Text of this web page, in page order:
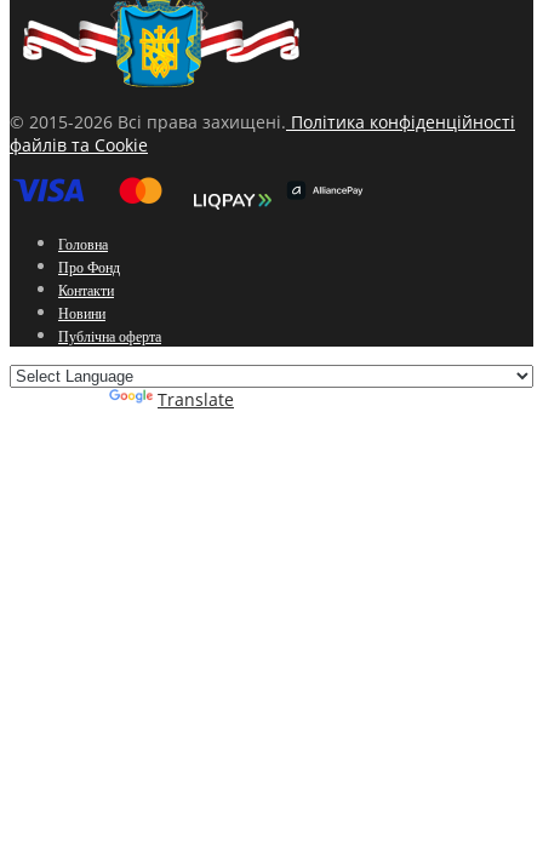
© 2015-2026 Всі права захищені. Політика конфіденційності
файлів та Cookie
Головна
Про Фонд
Контакти
Новини
Публічна оферта
Translate